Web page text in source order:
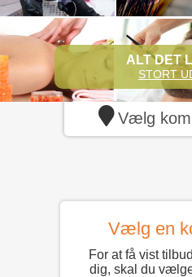
ALT DET
STORT
Vælg
Vælg en
For at få vist
dig, skal du